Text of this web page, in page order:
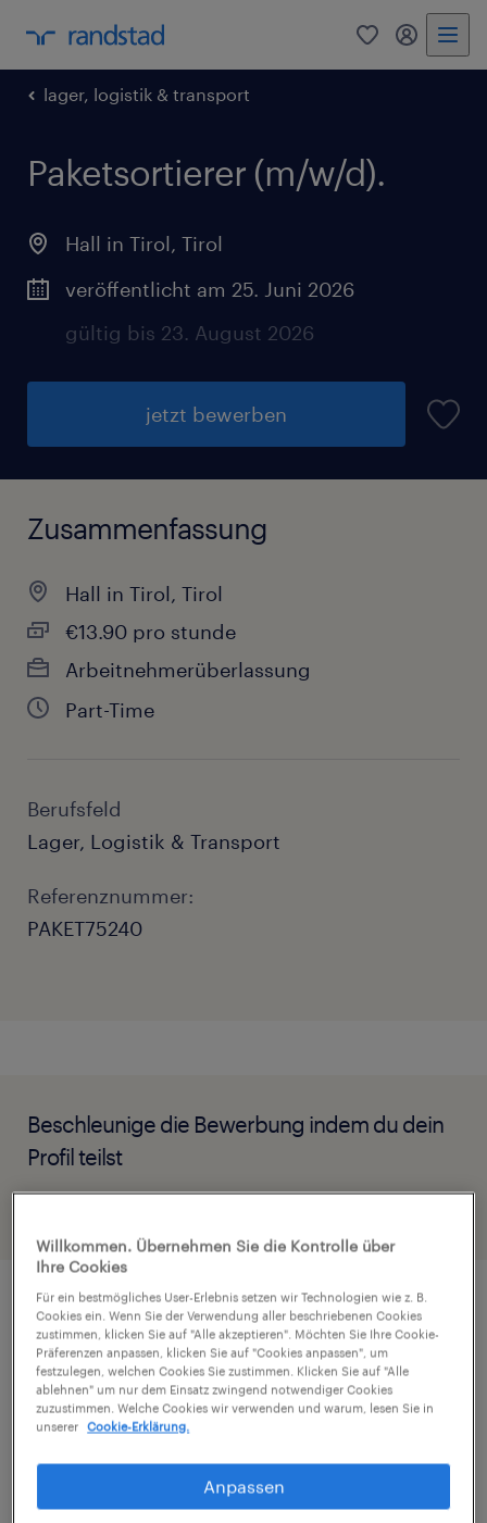
0 Mein
lager, logistik & transport
Paketsortierer (m/w/d).
Hall in Tirol, Tirol
veröffentlicht am 25. Juni 2026
gültig bis 23. August 2026
jetzt bewerben
Zusammenfassung
Hall in Tirol, Tirol
€13.90 pro stunde
Arbeitnehmerüberlassung
Part-Time
Berufsfeld
Lager, Logistik & Transport
Referenznummer:
PAKET75240
Beschleunige die Bewerbung indem du dein
Profil teilst
Job Details
Teilzeit
Unser Partnerunternehmen ist das starke
Fundament hinter einem der führenden
Paketdienstleister Österreichs. Als
Willkommen. Übernehmen Sie die Kontrolle über
Ihre Cookies
Für ein bestmögliches User-Erlebnis setzen wir Technologien wie z. B.
Cookies ein. Wenn Sie der Verwendung aller beschriebenen Cookies
zustimmen, klicken Sie auf "Alle akzeptieren". Möchten Sie Ihre Cookie-
Präferenzen anpassen, klicken Sie auf "Cookies anpassen", um
festzulegen, welchen Cookies Sie zustimmen. Klicken Sie auf "Alle
ablehnen" um nur dem Einsatz zwingend notwendiger Cookies
zuzustimmen. Welche Cookies wir verwenden und warum, lesen Sie in
unserer
Cookie-Erklärung.
Anpassen